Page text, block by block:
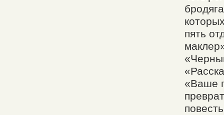
пять
«Ваше